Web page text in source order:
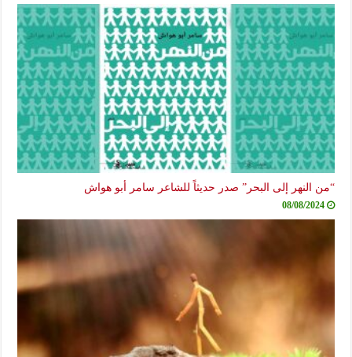
“من النهر إلى البحر” صدر حديثاً للشاعر سامر أبو هواش
08/08/2024